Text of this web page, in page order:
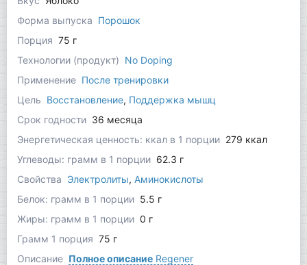
Форма выпуска Порошок
Порция 75 г
Технологии (продукт) No Doping
Применение После тренировки
Цель Восстановление, Поддержка мышц
Срок годности 36 месяца
Энергетическая ценность: ккал в 1 порции 279 ккал
Углеводы: грамм в 1 порции 62.3 г
Свойства Электролиты, Аминокислоты
Белок: грамм в 1 порции 5.5 г
Жиры: грамм в 1 порции 0 г
Грамм 1 порция 75 г
Описание Полное описаниеRegener